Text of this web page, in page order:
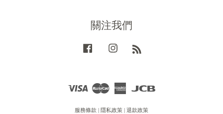
關注我們
Facebook Instagram
Visa
American
服務條款 | 隱私政策 | 退款政策